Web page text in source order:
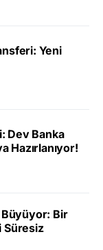
Yeni
Dev Banka
Hazırlanıyor!
Büyüyor: Bir
Süresiz